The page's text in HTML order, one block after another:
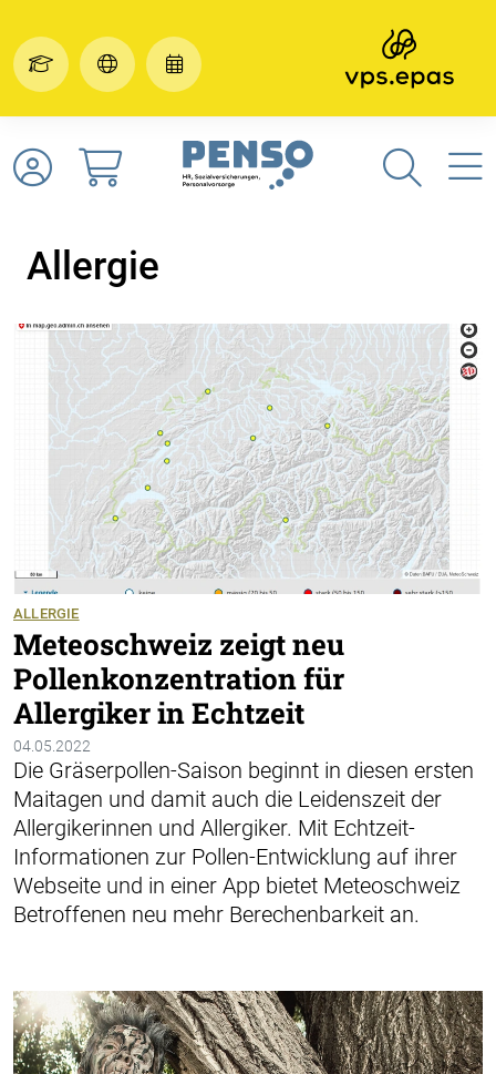
Allergie
ALLERGIE
Meteoschweiz zeigt neu
Pollenkonzentration für
Allergiker in Echtzeit
04.05.2022
Die Gräserpollen-Saison beginnt in diesen ersten
Maitagen und damit auch die Leidenszeit der
Allergikerinnen und Allergiker. Mit Echtzeit-
Informationen zur Pollen-Entwicklung auf ihrer
Webseite und in einer App bietet Meteoschweiz
Betroffenen neu mehr Berechenbarkeit an.